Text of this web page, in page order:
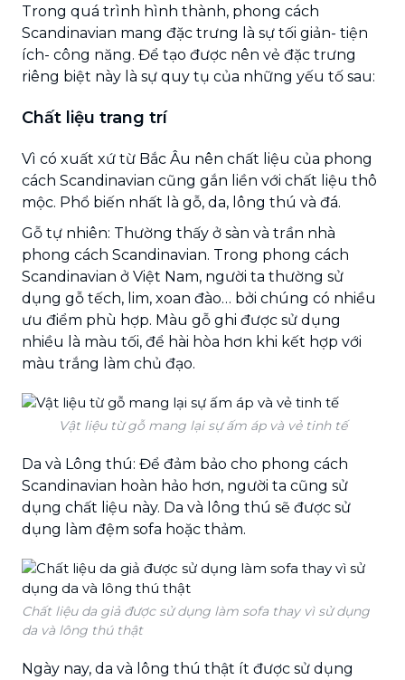
Trong quá trình hình thành, phong cách
Scandinavian mang đặc trưng là sự tối giản- tiện
ích- công năng. Để tạo được nên vẻ đặc trưng
riêng biệt này là sự quy tụ của những yếu tố sau:
Chất liệu trang trí
Vì có xuất xứ từ Bắc Âu nên chất liệu của phong
cách Scandinavian cũng gắn liền với chất liệu thô
mộc. Phổ biến nhất là gỗ, da, lông thú và đá.
Gỗ tự nhiên: Thường thấy ở sàn và trần nhà
phong cách Scandinavian. Trong phong cách
Scandinavian ở Việt Nam, người ta thường sử
dụng gỗ tếch, lim, xoan đào… bởi chúng có nhiều
ưu điểm phù hợp. Màu gỗ ghi được sử dụng
nhiều là màu tối, để hài hòa hơn khi kết hợp với
màu trắng làm chủ đạo.
Vật liệu từ gỗ mang lại sự ấm áp và vẻ tinh tế
Da và Lông thú: Để đảm bảo cho phong cách
Scandinavian hoàn hảo hơn, người ta cũng sử
dụng chất liệu này. Da và lông thú sẽ được sử
dụng làm đệm sofa hoặc thảm.
Chất liệu da giả được sử dụng làm sofa thay vì sử dụng
da và lông thú thật
Ngày nay, da và lông thú thật ít được sử dụng